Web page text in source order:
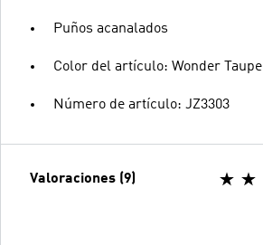
Puños acanalados
Color del artículo: Wonder Taupe
Número de artículo: JZ3303
Valoraciones (9)